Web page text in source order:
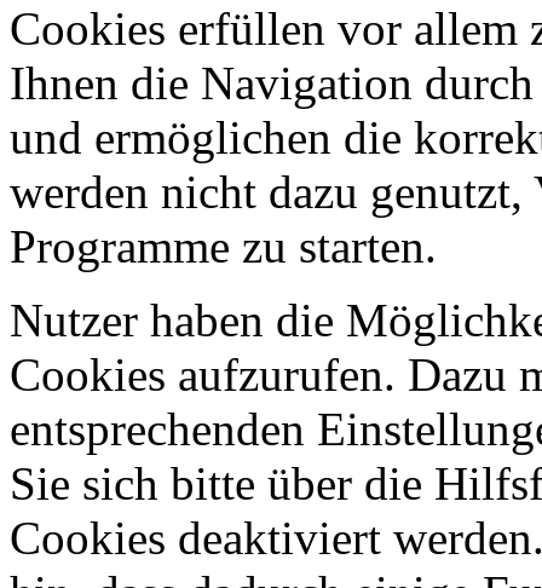
Cookies erfüllen vor allem
Ihnen die Navigation
und ermöglichen die
werden nicht dazu genutzt,
Programme zu starten.
Nutzer haben die
Cookies aufzurufen. Dazu
entsprechenden
Sie sich bitte über die
Cookies deaktiviert